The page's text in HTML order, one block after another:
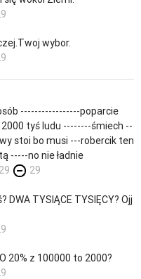
wybor.
-----------------poparcie
tyś ludu --------śmiech --
stoi bo musi ---robercik ten
-----no nie ładnie
29 29
TYSIĄCE TYSIĘCY? Ojj
20% z 100000 to 2000?